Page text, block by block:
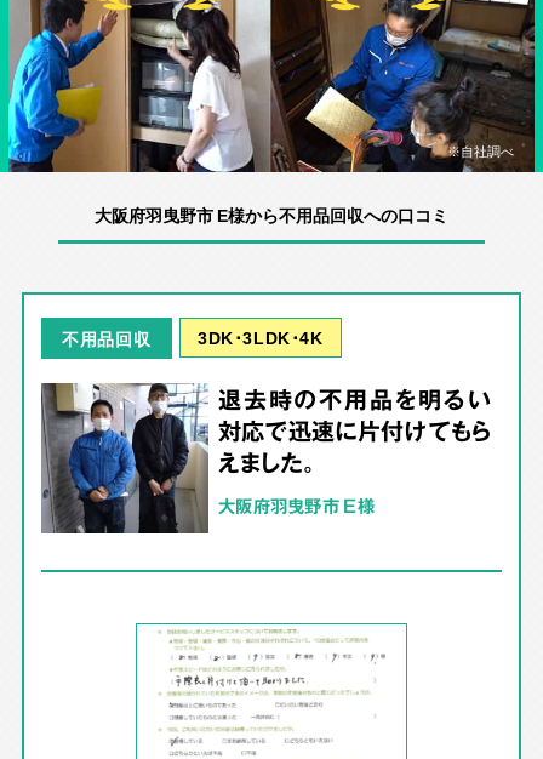
※自社調べ
大阪府羽曳野市 E様から不用品回収への口コミ
不用品回収 3DK･3LDK･4K
退去時の不用品を明るい
対応で迅速に片付けてもら
えました。
大阪府羽曳野市 E様